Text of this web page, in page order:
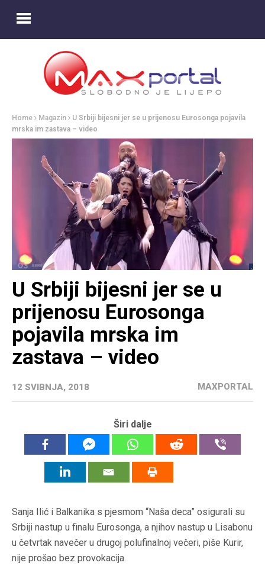
Home Magazin
U Srbiji bijesni jer se u prijenosu Eurosonga pojavila
mrska im zastava – video
U Srbiji bijesni jer se u
prijenosu Eurosonga
pojavila mrska im
zastava – video
12 SVIBNJA, 2018 MAXPORTAL
Širi dalje
Sanja Ilić i Balkanika s pjesmom “Naša deca” osigurali su
Srbiji nastup u finalu Eurosonga, a njihov nastup u Lisabonu
u četvrtak navečer u drugoj polufinalnoj večeri, piše Kurir,
nije prošao bez provokacija.